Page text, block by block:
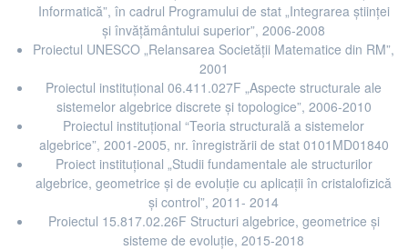
Informatică”, în cadrul Programului de stat „Integrarea ştiinţei
şi învăţământului superior”, 2006-2008
Proiectul UNESCO „Relansarea Societăţii Matematice din RM”,
2001
Proiectul instituţional 06.411.027F „Aspecte structurale ale
sistemelor algebrice discrete şi topologice”, 2006-2010
Proiectul instituţional “Teoria structurală a sistemelor
algebrice”, 2001-2005, nr. înregistrării de stat 0101MD01840
Proiect instituţional „Studii fundamentale ale structurilor
algebrice, geometrice și de evoluție cu aplicații în cristalofizică
și control”, 2011- 2014
Proiectul 15.817.02.26F Structuri algebrice, geometrice şi
sisteme de evoluţie, 2015-2018